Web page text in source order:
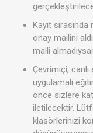
Kayıt
onay mailini
maili
Çevrimiçi,
uygulamalı
önce sizlere
iletilecektir.
klasörlerinizi